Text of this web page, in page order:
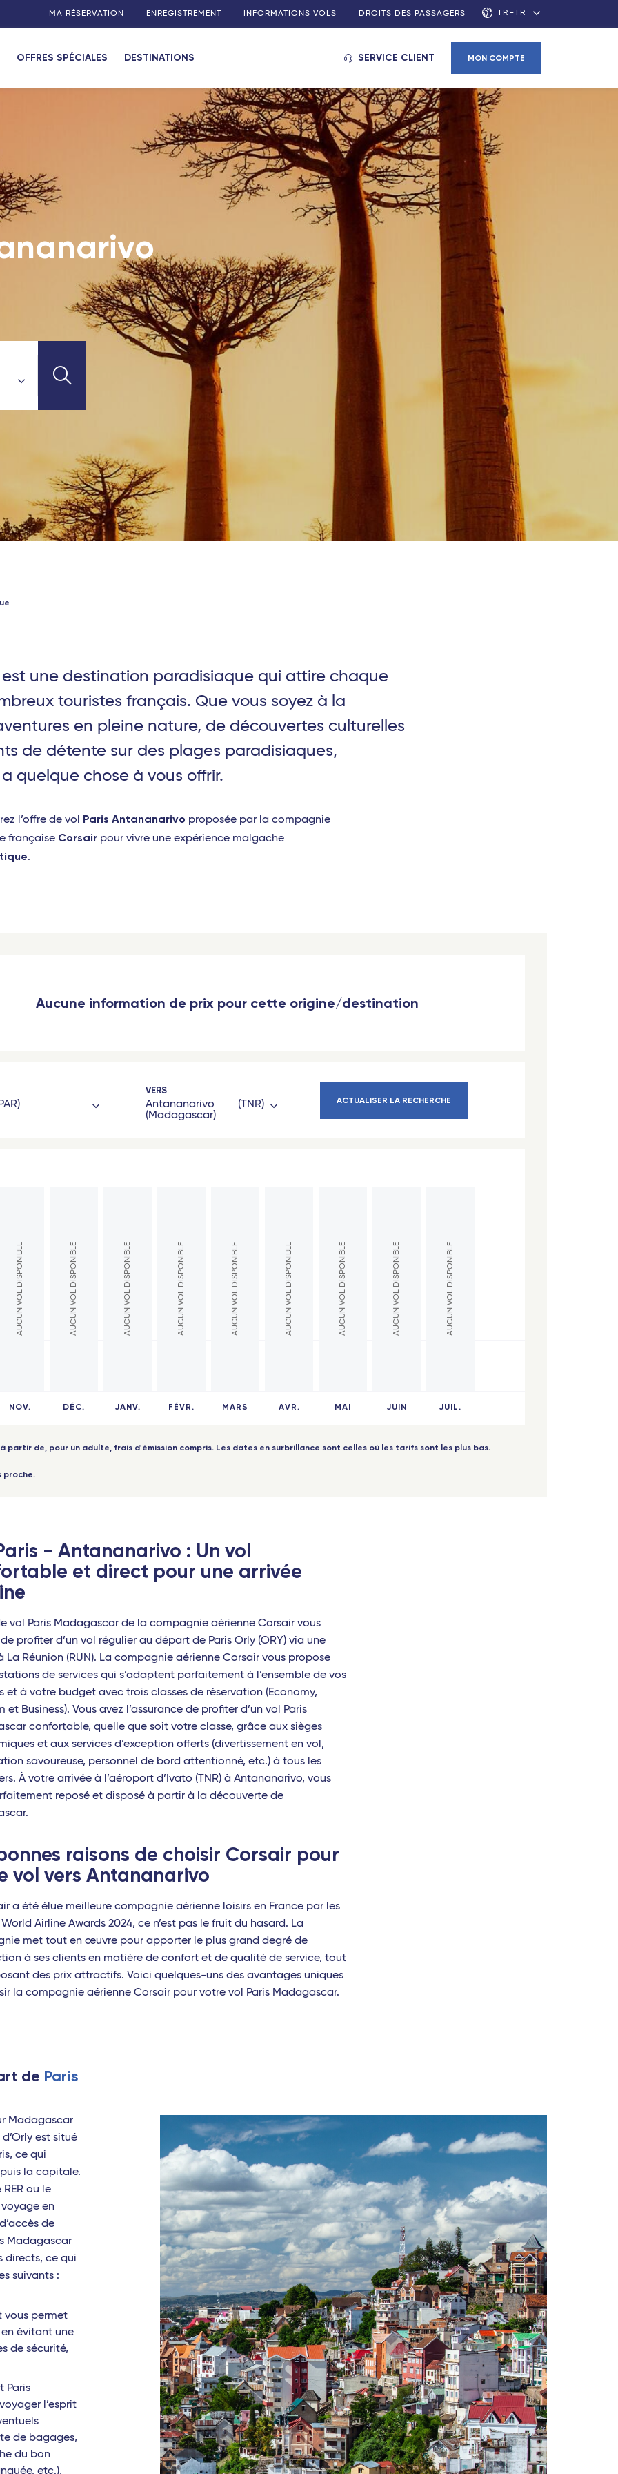
MA RÉSERVATION ENREGISTREMENT INFORMATIONS VOLS DROITS DES PASSAGERS FR - FR
OFFRES SPÉCIALES DESTINATIONS SERVICE CLIENT MON COMPTE
DESTINATIONS
une destination paradisiaque qui attire chaque
touristes français. Que vous soyez à la
en pleine nature, de découvertes culturelles
de détente sur des plages paradisiaques,
quelque chose à vous offrir.
l’offre de vol Paris Antananarivo proposée par la compagnie
française Corsair pour vivre une expérience malgache
.
Aucune information de prix pour cette origine/destination
PAR
- TGV
Champagne-Ardenne - TGV
Sud de France - TGV
- TGV
Travel Connect
Pierre-des-Corps (Tours) - TGV
Provence - TGV
- TGV
Saint-Jean - TGV
- TGV
- Travel Connect
- TGV
- TGV
Pont du Gard - TGV
- TGV
- Travel Connect
Indien
(La Réunion)
(Île Maurice)
(Madagascar)
(Mayotte)
Barthélemy
Galante (Guadeloupe)
VERS
Antananarivo
(Madagascar)
TNR
Antananarivo (Madagascar)
Dzaoudzi (Mayotte)
Antilles
Pointe-à-Pitre (Guadeloupe)
Bamako (Mali)
ACTUALISER LA RECHERCHE
NOV.
AUCUN VOL DISPONIBLE
DÉC.
AUCUN VOL DISPONIBLE
JANV.
AUCUN VOL DISPONIBLE
FÉVR.
AUCUN VOL DISPONIBLE
MARS
AUCUN VOL DISPONIBLE
AVR.
AUCUN VOL DISPONIBLE
MAI
AUCUN VOL DISPONIBLE
JUIN
AUCUN VOL DISPONIBLE
JUIL.
AUCUN VOL DISPONIBLE
partir de, pour un adulte, frais d'émission compris. Les dates en surbrillance sont celles où les tarifs sont les plus bas.
proche.
- Antananarivo : Un vol
et direct pour une arrivée
vol Paris Madagascar de la compagnie aérienne Corsair vous
profiter d’un vol régulier au départ de Paris Orly (ORY) via une
La Réunion (RUN). La compagnie aérienne Corsair vous propose
de services qui s’adaptent parfaitement à l’ensemble de vos
et à votre budget avec trois classes de réservation (Economy,
et Business). Vous avez l’assurance de profiter d’un vol Paris
confortable, quelle que soit votre classe, grâce aux sièges
et aux services d’exception offerts (divertissement en vol,
savoureuse, personnel de bord attentionné, etc.) à tous les
À votre arrivée à l’aéroport d’Ivato (TNR) à Antananarivo, vous
reposé et disposé à partir à la découverte de
raisons de choisir Corsair pour
vol vers Antananarivo
a été élue meilleure compagnie aérienne loisirs en France par les
Airline Awards 2024, ce n’est pas le fruit du hasard. La
met tout en œuvre pour apporter le plus grand degré de
à ses clients en matière de confort et de qualité de service, tout
des prix attractifs. Voici quelques-uns des avantages uniques
la compagnie aérienne Corsair pour votre vol Paris Madagascar.
de Paris
Madagascar
est situé
ce qui
la capitale.
ou le
en
de
Madagascar
directs, ce qui
suivants :
vous permet
évitant une
de sécurité,
Paris
l’esprit
de bagages,
du bon
etc.),